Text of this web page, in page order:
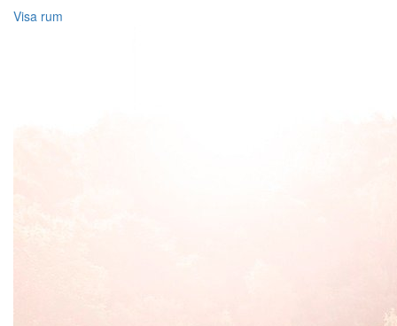
Visa rum